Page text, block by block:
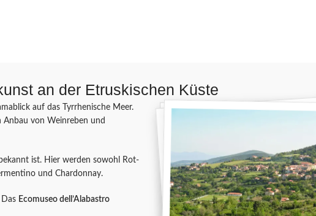
an der Etruskischen Küste
auf das Tyrrhenische Meer.
Anbau von Weinreben und
ist. Hier werden sowohl Rot-
und Chardonnay.
Ecomuseo dell’Alabastro